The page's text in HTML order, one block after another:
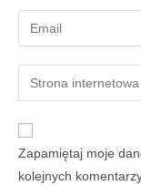
Zapamiętaj moje
kolejnych